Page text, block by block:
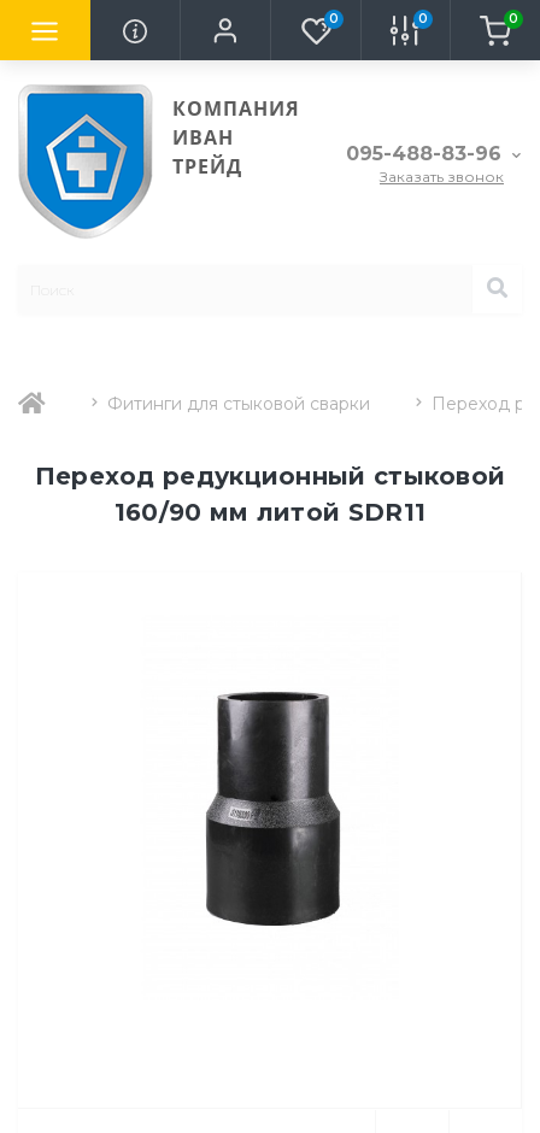
0 0 0
КОМПАНИЯ
ИВАН
ТРЕЙД
095-488-83-96
Заказать звонок
Фитинги для стыковой сварки Переход
Переход редукционный стыковой
160/90 мм литой SDR11